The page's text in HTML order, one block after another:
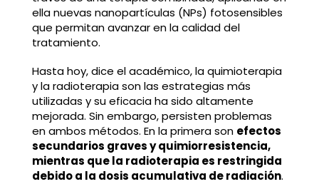
ella nuevas nanopartículas (NPs) fotosensibles
que permitan avanzar en la calidad del
tratamiento.
Hasta hoy, dice el académico, la quimioterapia
y la radioterapia son las estrategias más
utilizadas y su eficacia ha sido altamente
mejorada. Sin embargo, persisten problemas
en ambos métodos. En la primera son efectos
secundarios graves y quimiorresistencia,
mientras que la radioterapia es restringida
debido a la dosis acumulativa de radiación.